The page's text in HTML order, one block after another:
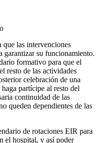
que las intervenciones
garantizar su funcionamiento.
formativo para que el
resto de las actividades
celebración de una
partícipe al resto del
continuidad de las
queden dependientes de las
de rotaciones EIR para
el hospital, y así poder